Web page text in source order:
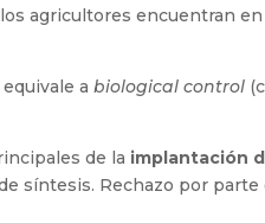
agricultores encuentran
equivale abiological control
de la implantación
síntesis. Rechazo por